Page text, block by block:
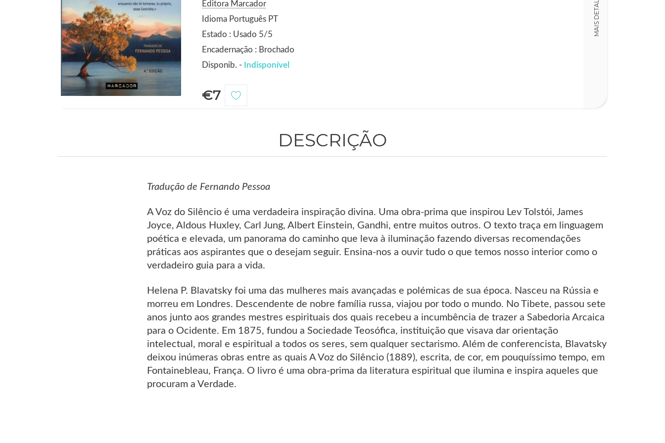
Editora Marcador
Idioma Português PT
Estado : Usado 5/5
Encadernação : Brochado
Disponib. - Indisponível
€7
MAIS DETALHES
DESCRIÇÃO
Tradução de Fernando Pessoa
A Voz do Silêncio é uma verdadeira inspiração divina. Uma obra-prima que inspirou Lev Tolstói, James
Joyce, Aldous Huxley, Carl Jung, Albert Einstein, Gandhi, entre muitos outros. O texto traça em linguagem
poética e elevada, um panorama do caminho que leva à iluminação fazendo diversas recomendações
práticas aos aspirantes que o desejam seguir. Ensina-nos a ouvir tudo o que temos nosso interior como o
verdadeiro guia para a vida.
Helena P. Blavatsky foi uma das mulheres mais avançadas e polémicas de sua época. Nasceu na Rússia e
morreu em Londres. Descendente de nobre família russa, viajou por todo o mundo. No Tibete, passou sete
anos junto aos grandes mestres espirituais dos quais recebeu a incumbência de trazer a Sabedoria Arcaica
para o Ocidente. Em 1875, fundou a Sociedade Teosófica, instituição que visava dar orientação
intelectual, moral e espiritual a todos os seres, sem qualquer sectarismo. Além de conferencista, Blavatsky
deixou inúmeras obras entre as quais A Voz do Silêncio (1889), escrita, de cor, em pouquíssimo tempo, em
Fontainebleau, França. O livro é uma obra-prima da literatura espiritual que ilumina e inspira aqueles que
procuram a Verdade.